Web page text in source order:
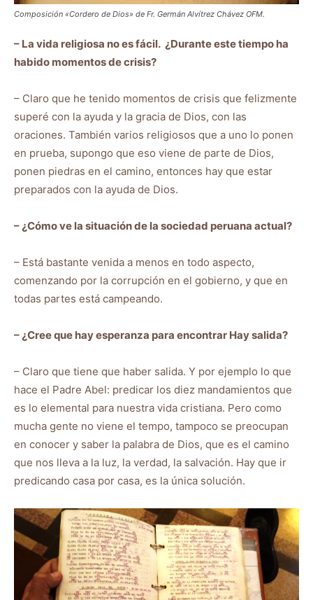
Composición «Cordero de Dios» de Fr. Germán Alvítrez Chávez OFM.
– La vida religiosa no es fácil. ¿Durante este tiempo ha
habido momentos de crisis?
– Claro que he tenido momentos de crisis que felizmente
superé con la ayuda y la gracia de Dios, con las
oraciones. También varios religiosos que a uno lo ponen
en prueba, supongo que eso viene de parte de Dios,
ponen piedras en el camino, entonces hay que estar
preparados con la ayuda de Dios.
– ¿Cómo ve la situación de la sociedad peruana actual?
– Está bastante venida a menos en todo aspecto,
comenzando por la corrupción en el gobierno, y que en
todas partes está campeando.
– ¿Cree que hay esperanza para encontrar Hay salida?
– Claro que tiene que haber salida. Y por ejemplo lo que
hace el Padre Abel: predicar los diez mandamientos que
es lo elemental para nuestra vida cristiana. Pero como
mucha gente no viene el tempo, tampoco se preocupan
en conocer y saber la palabra de Dios, que es el camino
que nos lleva a la luz, la verdad, la salvación. Hay que ir
predicando casa por casa, es la única solución.